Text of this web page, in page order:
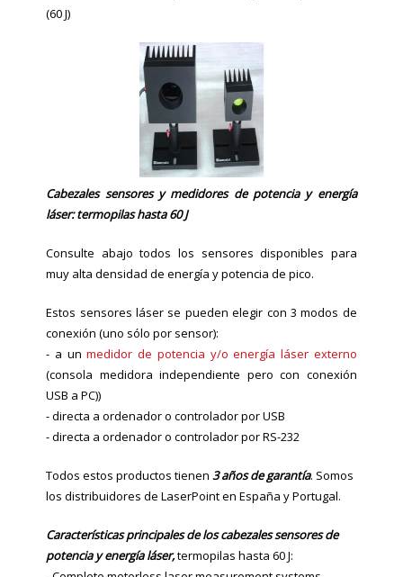
(60 J)
Cabezales sensores y medidores de potencia y energía
láser:termopilas hasta 60 J
Consulte abajo todos los sensores disponibles para
muy alta densidad de energía y potencia de pico.
Estos sensores láser se pueden elegir con 3 modos de
conexión (uno sólo por sensor):
- a unmedidor de potencia y/o energía láser externo
(consola medidora independiente pero con conexión
USB a PC))
- directa a ordenador o controlador por USB
- directa a ordenador o controlador por RS-232
Todos estos productos tienen3 años de garantía. Somos
los distribuidores de LaserPoint en España y Portugal.
Características principales de los cabezales sensoresde
potencia y energía láser,termopilas hasta 60 J: